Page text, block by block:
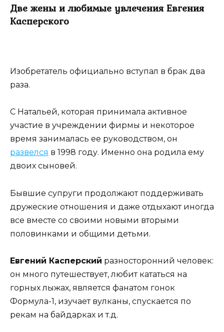
Две жены и любимые увлечения Евгения
Касперского
Изобретатель официально вступал в брак два
раза.
С Натальей, которая принимала активное
участие в учреждении фирмы и некоторое
время занималась ее руководством, он
развелся в 1998 году. Именно она родила ему
двоих сыновей.
Бывшие супруги продолжают поддерживать
дружеские отношения и даже отдыхают иногда
все вместе со своими новыми вторыми
половинками и общими детьми.
Евгений Касперский разносторонний человек:
он много путешествует, любит кататься на
горных лыжах, является фанатом гонок
Формула-1, изучает вулканы, спускается по
рекам на байдарках и т.д.